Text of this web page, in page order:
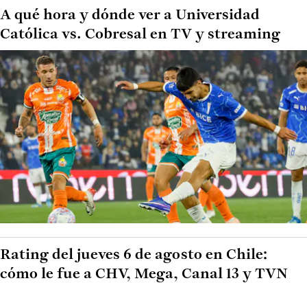
A qué hora y dónde ver a Universidad
Católica vs. Cobresal en TV y streaming
Rating del jueves 6 de agosto en Chile:
cómo le fue a CHV, Mega, Canal 13 y TVN